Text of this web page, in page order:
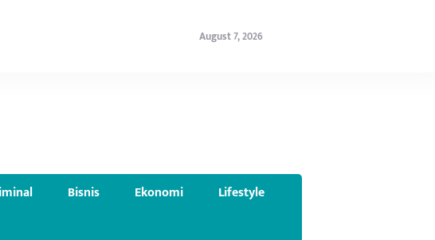
August 7, 2026
Bisnis Ekonomi
Lifestyle